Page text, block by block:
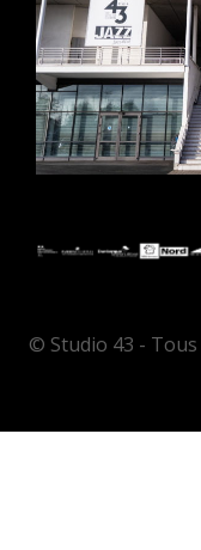
© Studio 43 -